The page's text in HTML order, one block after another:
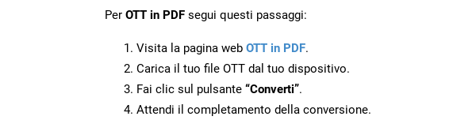
Per OTT in PDF segui questi passaggi:
Visita la pagina web OTT in PDF.
Carica il tuo file OTT dal tuo dispositivo.
Fai clic sul pulsante “Converti”.
Attendi il completamento della conversione.